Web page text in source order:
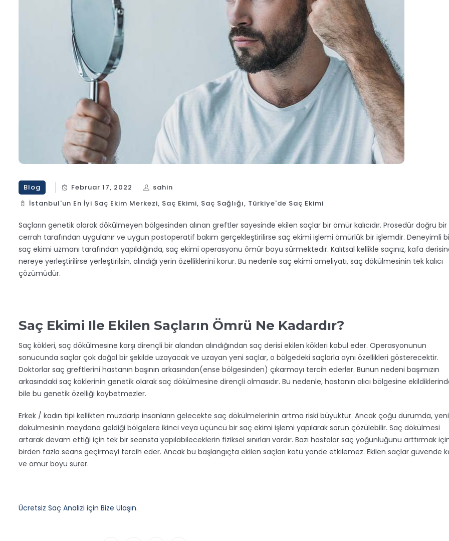
Blog Februar 17, 2022
sahin
İstanbul'un En İyi Saç Ekim Merkezi, Saç Ekimi, Saç Sağlığı, Türkiye'de Saç Ekimi
Saçların genetik olarak dökülmeyen bölgesinden alınan greftler sayesinde ekilen saçlar bir ömür kalıcıdır. Prosedür doğru bir
cerrah tarafından uygulanır ve uygun postoperatif bakım gerçekleştirilirse saç ekimi işlemi ömürlük bir işlemdir. Deneyimli
saç ekimi uzmanı tarafından yapıldığında, saç ekimi operasyonu ömür boyu sürmektedir. Kalıtsal kellikle saçınız, kafa
nereye yerleştirilirse yerleştirilsin, alındığı yerin özelliklerini korur. Bu nedenle saç ekimi ameliyatı, saç dökülmesinin tek kalıcı
çözümüdür.
Saç Ekimi Ile Ekilen Saçların Ömrü Ne Kadardır?
Saç kökleri, saç dökülmesine karşı dirençli bir alandan alındığından saç derisi ekilen kökleri kabul eder. Operasyonunun
sonucunda saçlar çok doğal bir şekilde uzayacak ve uzayan yeni saçlar, o bölgedeki saçlarla aynı özellikleri gösterecektir.
Doktorlar saç greftlerini hastanın başının arkasından(ense bölgesinden) çıkarmayı tercih ederler. Bunun nedeni başımızın
arkasındaki saç köklerinin genetik olarak saç dökülmesine dirençli olmasıdır. Bu nedenle, hastanın alıcı bölgesine
bile bu genetik özelliği kaybetmezler.
Erkek / kadın tipi kellikten muzdarip insanların gelecekte saç dökülmelerinin artma riski büyüktür. Ancak çoğu durumda,
dökülmesinin meydana geldiği bölgelere ikinci veya üçüncü bir saç ekimi işlemi yapılarak sorun çözülebilir. Saç dökülmesi
artarak devam ettiği için tek bir seansta yapılabileceklerin fiziksel sınırları vardır. Bazı hastalar saç yoğunluğunu arttırmak
birden fazla seans geçirmeyi tercih eder. Ancak bu başlangıçta ekilen saçları kötü yönde etkilemez. Ekilen saçlar güvende
ve ömür boyu sürer.
Ücretsiz Saç Analizi için Bize Ulaşın.